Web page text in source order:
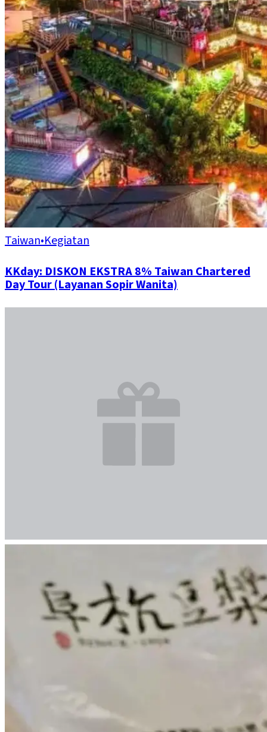
Taiwan•Kegiatan
KKday: DISKON EKSTRA 8% Taiwan Chartered
Day Tour (Layanan Sopir Wanita)